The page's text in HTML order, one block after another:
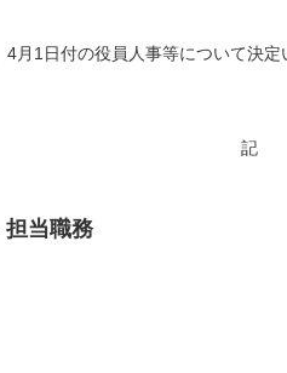
月1日付の役員人事等について決定
記
担当職務